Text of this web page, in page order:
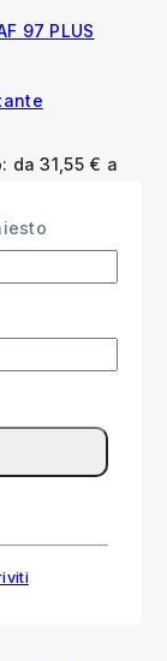
da 31,55 € a
per
Balsamico